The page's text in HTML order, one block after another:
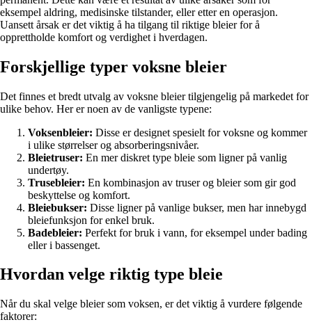
eksempel aldring, medisinske tilstander, eller etter en operasjon.
Uansett årsak er det viktig å ha tilgang til riktige bleier for å
opprettholde komfort og verdighet i hverdagen.
Forskjellige typer voksne bleier
Det finnes et bredt utvalg av voksne bleier tilgjengelig på markedet for
ulike behov. Her er noen av de vanligste typene:
Voksenbleier: Disse er designet spesielt for voksne og kommer
i ulike størrelser og absorberingsnivåer.
Bleietruser: En mer diskret type bleie som ligner på vanlig
undertøy.
Trusebleier: En kombinasjon av truser og bleier som gir god
beskyttelse og komfort.
Bleiebukser: Disse ligner på vanlige bukser, men har innebygd
bleiefunksjon for enkel bruk.
Badebleier: Perfekt for bruk i vann, for eksempel under bading
eller i bassenget.
Hvordan velge riktig type bleie
Når du skal velge bleier som voksen, er det viktig å vurdere følgende
faktorer: